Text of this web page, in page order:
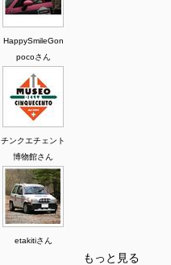
HappySmileGon
pocoさん
チンクエチェント
博物館さん
etakitiさん
もっと見る